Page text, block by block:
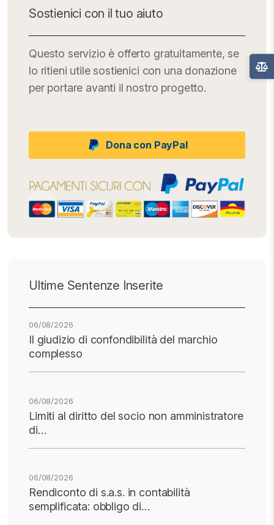
Sostienici con il tuo aiuto
Questo servizio è offerto gratuitamente, se
lo ritieni utile sostienici con una donazione
per portare avanti il nostro progetto.
Dona con PayPal
Ultime Sentenze Inserite
06/08/2026
Il giudizio di confondibilità del marchio
complesso
06/08/2026
Limiti al diritto del socio non amministratore
di…
06/08/2026
Rendiconto di s.a.s. in contabilità
semplificata: obbligo di…